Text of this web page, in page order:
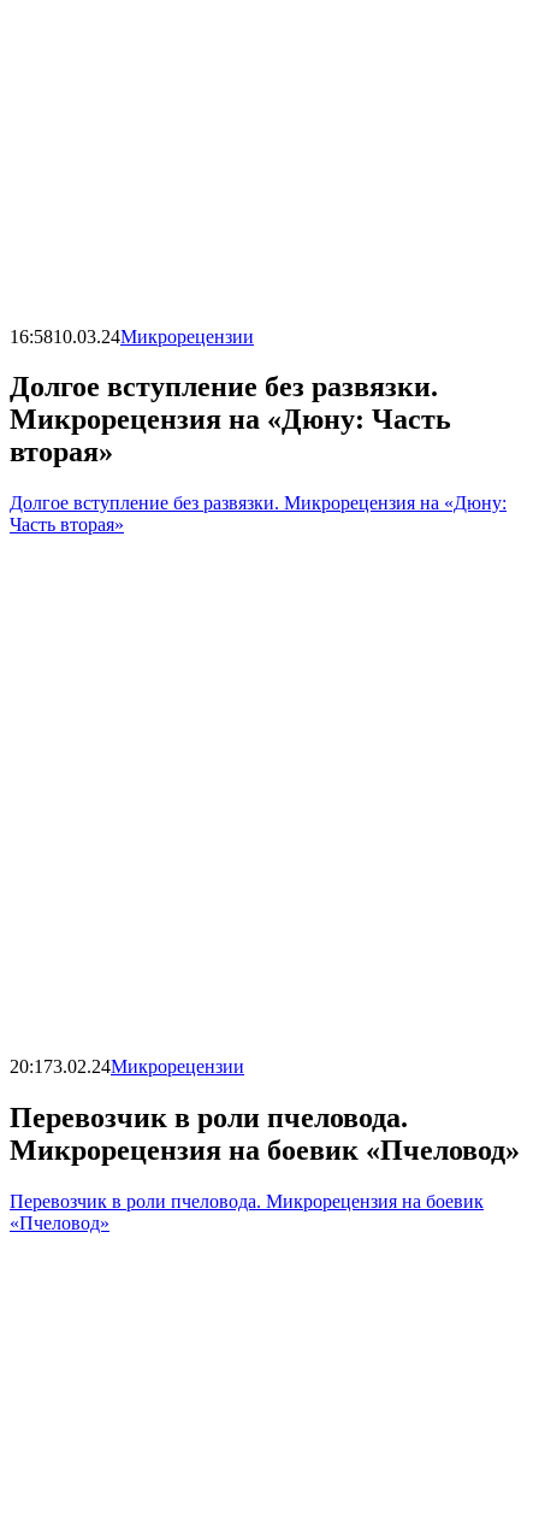
16:5810.03.24Микрорецензии
Долгое вступление без развязки.
Микрорецензия на «Дюну: Часть
вторая»
Долгое вступление без развязки. Микрорецензия на «Дюну:
Часть вторая»
20:173.02.24Микрорецензии
Перевозчик в роли пчеловода.
Микрорецензия на боевик «Пчеловод»
Перевозчик в роли пчеловода. Микрорецензия на боевик
«Пчеловод»